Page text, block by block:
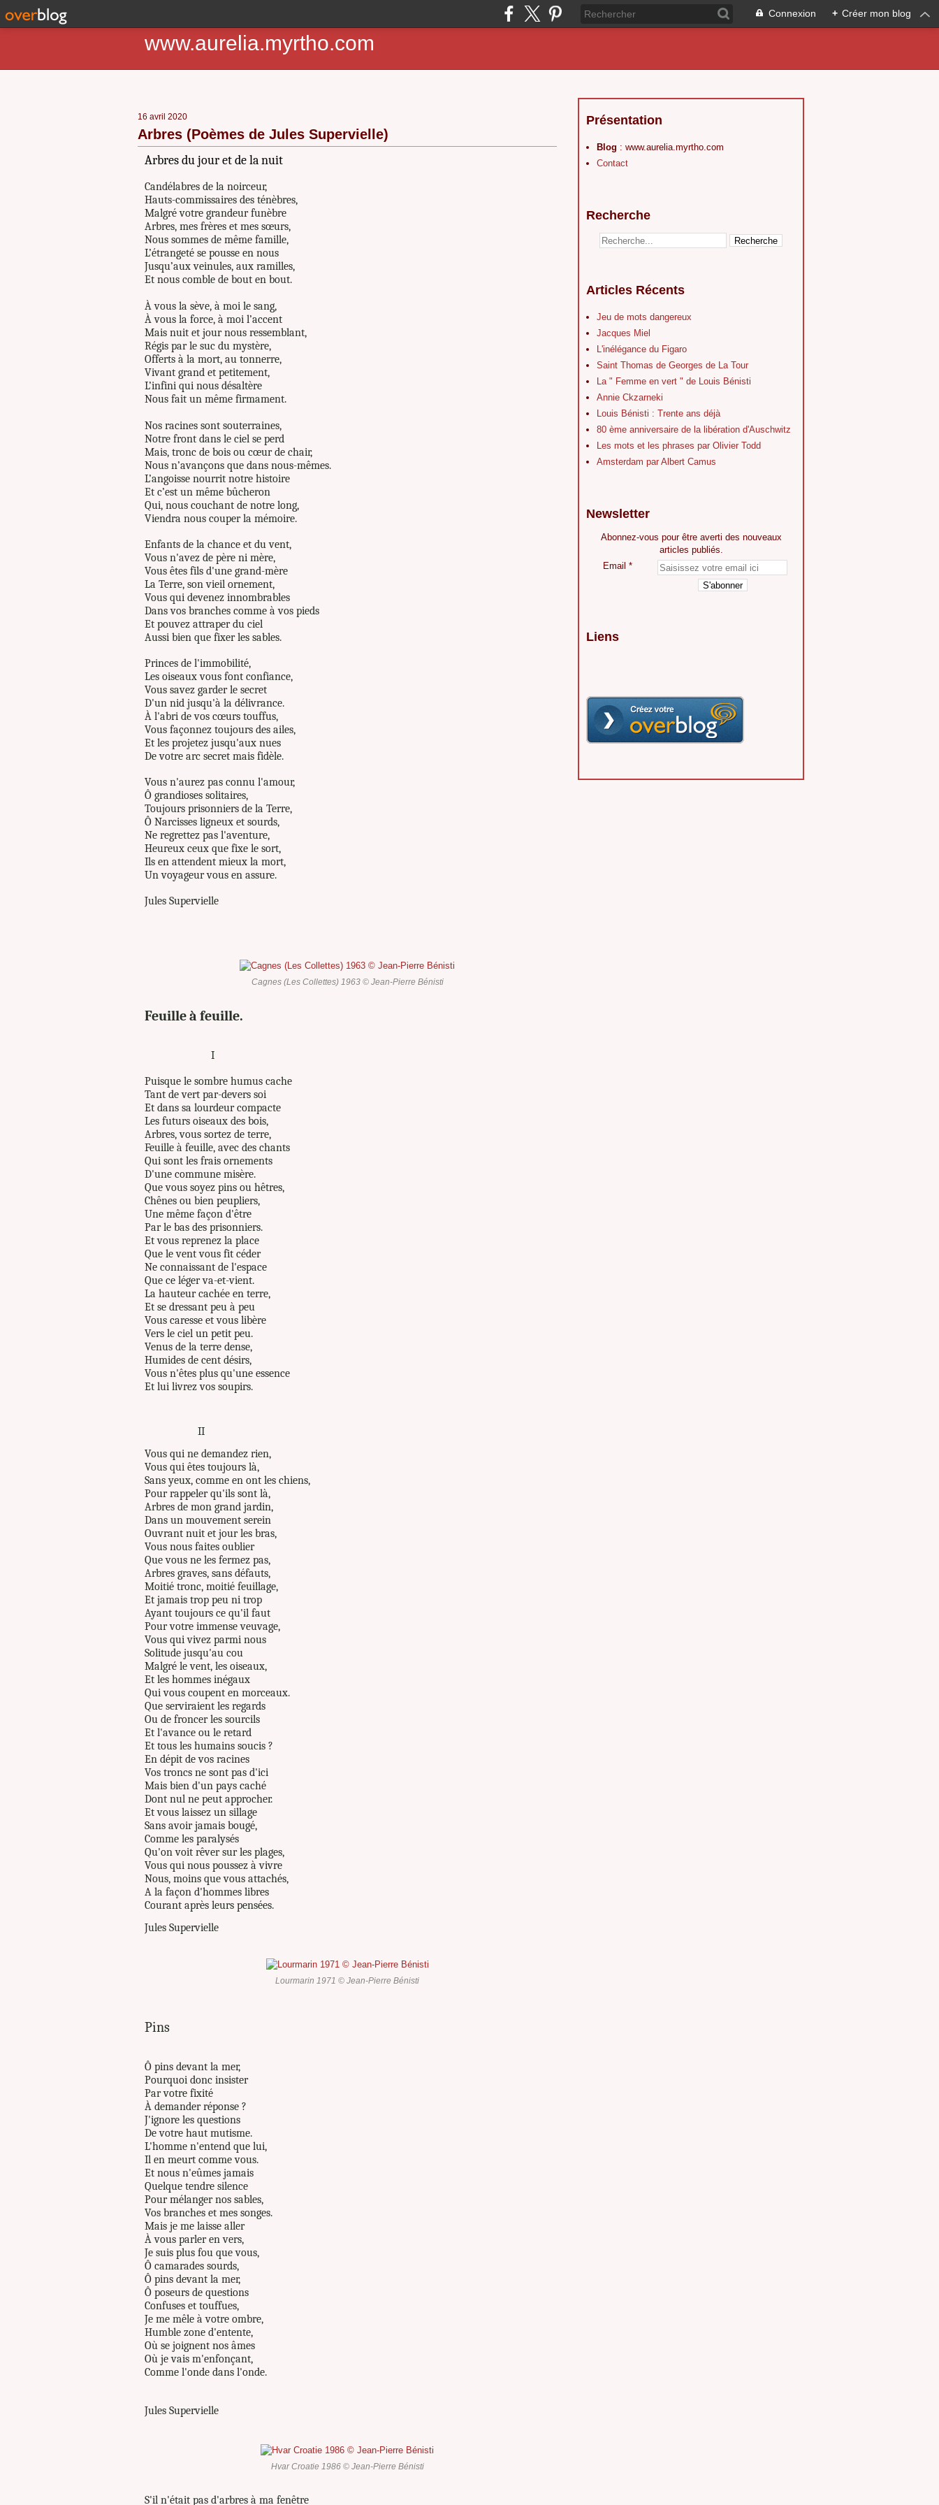
Connexion + Créer mon blog
www.aurelia.myrtho.com
16 avril 2020
Arbres (Poèmes de Jules Supervielle)
Arbres du jour et de la nuit
Candélabres de la noirceur,
Hauts-commissaires des ténèbres,
Malgré votre grandeur funèbre
Arbres, mes frères et mes sœurs,
Nous sommes de même famille,
L’étrangeté se pousse en nous
Jusqu’aux veinules, aux ramilles,
Et nous comble de bout en bout.
À vous la sève, à moi le sang,
À vous la force, à moi l’accent
Mais nuit et jour nous ressemblant,
Régis par le suc du mystère,
Offerts à la mort, au tonnerre,
Vivant grand et petitement,
L’infini qui nous désaltère
Nous fait un même firmament.
Nos racines sont souterraines,
Notre front dans le ciel se perd
Mais, tronc de bois ou cœur de chair,
Nous n’avançons que dans nous-mêmes.
L’angoisse nourrit notre histoire
Et c’est un même bûcheron
Qui, nous couchant de notre long,
Viendra nous couper la mémoire.
Enfants de la chance et du vent,
Vous n'avez de père ni mère,
Vous êtes fils d'une grand-mère
La Terre, son vieil ornement,
Vous qui devenez innombrables
Dans vos branches comme à vos pieds
Et pouvez attraper du ciel
Aussi bien que fixer les sables.
Princes de l'immobilité,
Les oiseaux vous font confiance,
Vous savez garder le secret
D'un nid jusqu'à la délivrance.
À l'abri de vos cœurs touffus,
Vous façonnez toujours des ailes,
Et les projetez jusqu'aux nues
De votre arc secret mais fidèle.
Vous n'aurez pas connu l'amour,
Ô grandioses solitaires,
Toujours prisonniers de la Terre,
Ô Narcisses ligneux et sourds,
Ne regrettez pas l'aventure,
Heureux ceux que fixe le sort,
Ils en attendent mieux la mort,
Un voyageur vous en assure.
Jules Supervielle
Cagnes (Les Collettes) 1963 © Jean-Pierre Bénisti
Feuille à feuille.
I
Puisque le sombre humus cache
Tant de vert par-devers soi
Et dans sa lourdeur compacte
Les futurs oiseaux des bois,
Arbres, vous sortez de terre,
Feuille à feuille, avec des chants
Qui sont les frais ornements
D'une commune misère.
Que vous soyez pins ou hêtres,
Chênes ou bien peupliers,
Une même façon d'être
Par le bas des prisonniers.
Et vous reprenez la place
Que le vent vous fit céder
Ne connaissant de l'espace
Que ce léger va-et-vient.
La hauteur cachée en terre,
Et se dressant peu à peu
Vous caresse et vous libère
Vers le ciel un petit peu.
Venus de la terre dense,
Humides de cent désirs,
Vous n'êtes plus qu'une essence
Et lui livrez vos soupirs.
II
Vous qui ne demandez rien,
Vous qui êtes toujours là,
Sans yeux, comme en ont les chiens,
Pour rappeler qu'ils sont là,
Arbres de mon grand jardin,
Dans un mouvement serein
Ouvrant nuit et jour les bras,
Vous nous faites oublier
Que vous ne les fermez pas,
Arbres graves, sans défauts,
Moitié tronc, moitié feuillage,
Et jamais trop peu ni trop
Ayant toujours ce qu'il faut
Pour votre immense veuvage,
Vous qui vivez parmi nous
Solitude jusqu'au cou
Malgré le vent, les oiseaux,
Et les hommes inégaux
Qui vous coupent en morceaux.
Que serviraient les regards
Ou de froncer les sourcils
Et l'avance ou le retard
Et tous les humains soucis ?
En dépit de vos racines
Vos troncs ne sont pas d'ici
Mais bien d'un pays caché
Dont nul ne peut approcher.
Et vous laissez un sillage
Sans avoir jamais bougé,
Comme les paralysés
Qu'on voit rêver sur les plages,
Vous qui nous poussez à vivre
Nous, moins que vous attachés,
A la façon d'hommes libres
Courant après leurs pensées.
Jules Supervielle
Lourmarin 1971 © Jean-Pierre Bénisti
Pins
Ô pins devant la mer,
Pourquoi donc insister
Par votre fixité
À demander réponse ?
J'ignore les questions
De votre haut mutisme.
L'homme n'entend que lui,
Il en meurt comme vous.
Et nous n'eûmes jamais
Quelque tendre silence
Pour mélanger nos sables,
Vos branches et mes songes.
Mais je me laisse aller
À vous parler en vers,
Je suis plus fou que vous,
Ô camarades sourds,
Ô pins devant la mer,
Ô poseurs de questions
Confuses et touffues,
Je me mêle à votre ombre,
Humble zone d'entente,
Où se joignent nos âmes
Où je vais m'enfonçant,
Comme l'onde dans l'onde.
Jules Supervielle
Hvar Croatie 1986 © Jean-Pierre Bénisti
S'il n'était pas d'arbres à ma fenêtre
Présentation
Blog : www.aurelia.myrtho.com
Contact
Recherche
Articles Récents
Jeu de mots dangereux
Jacques Miel
L'inélégance du Figaro
Saint Thomas de Georges de La Tour
La " Femme en vert " de Louis Bénisti
Annie Ckzarneki
Louis Bénisti : Trente ans déjà
80 ème anniversaire de la libération d'Auschwitz
Les mots et les phrases par Olivier Todd
Amsterdam par Albert Camus
Newsletter
Abonnez-vous pour être averti des nouveaux
articles publiés.
Email
Liens